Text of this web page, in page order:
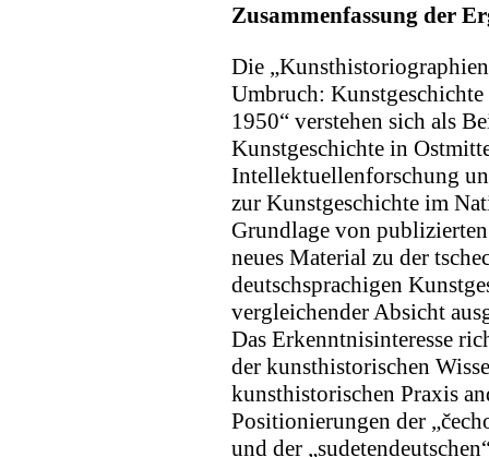
Zusammenfassung der
Die
Umbruch:
1950“ verstehen sich als
Kunstgeschichte in
Intellektuellenforschung
zur Kunstgeschichte im
Grundlage von
neues Material zu der
deutschsprachigen
vergleichender Absicht
Das Erkenntnisinteresse
der kunsthistorischen
kunsthistorischen Praxis
Positionierungen der
und der